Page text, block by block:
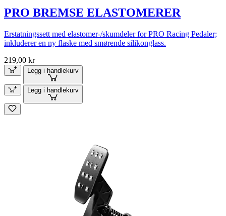
PRO BREMSE ELASTOMERER
Erstatningssett med elastomer-/skumdeler for PRO Racing Pedaler;
inkluderer en ny flaske med smørende silikonglass.
219,00 kr
Legg i handlekurv
Legg i handlekurv